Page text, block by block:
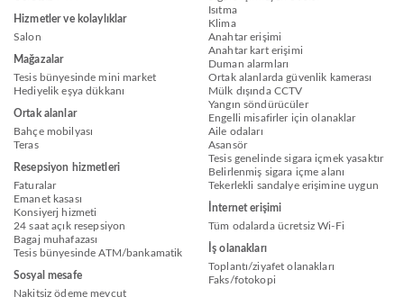
Hizmetler ve kolaylıklar
Salon
Mağazalar
Tesis bünyesinde mini market
Hediyelik eşya dükkanı
Ortak alanlar
Bahçe mobilyası
Teras
Resepsiyon hizmetleri
Faturalar
Emanet kasası
Konsiyerj hizmeti
24 saat açık resepsiyon
Bagaj muhafazası
Tesis bünyesinde ATM/bankamatik
Sosyal mesafe
Nakitsiz ödeme mevcut
Isıtma
Klima
Anahtar erişimi
Anahtar kart erişimi
Duman alarmları
Ortak alanlarda güvenlik kamerası
Mülk dışında CCTV
Yangın söndürücüler
Engelli misafirler için olanaklar
Aile odaları
Asansör
Tesis genelinde sigara içmek yasaktır
Belirlenmiş sigara içme alanı
Tekerlekli sandalye erişimine uygun
İnternet erişimi
Tüm odalarda ücretsiz Wi-Fi
İş olanakları
Toplantı/ziyafet olanakları
Faks/fotokopi